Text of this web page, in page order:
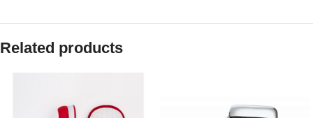
Related products